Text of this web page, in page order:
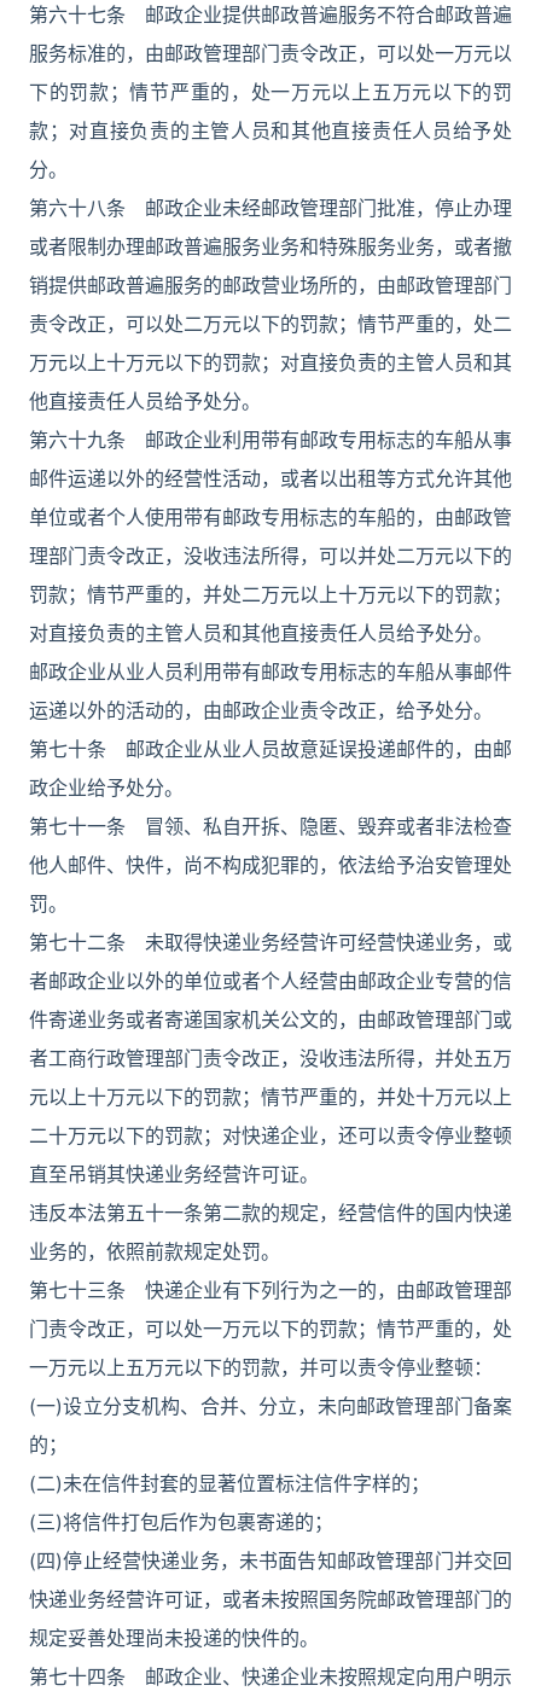
第六十七条 邮政企业提供邮政普遍服务不符合邮政普遍
服务标准的，由邮政管理部门责令改正，可以处一万元以
下的罚款；情节严重的，处一万元以上五万元以下的罚
款；对直接负责的主管人员和其他直接责任人员给予处
分。
第六十八条 邮政企业未经邮政管理部门批准，停止办理
或者限制办理邮政普遍服务业务和特殊服务业务，或者撤
销提供邮政普遍服务的邮政营业场所的，由邮政管理部门
责令改正，可以处二万元以下的罚款；情节严重的，处二
万元以上十万元以下的罚款；对直接负责的主管人员和其
他直接责任人员给予处分。
第六十九条 邮政企业利用带有邮政专用标志的车船从事
邮件运递以外的经营性活动，或者以出租等方式允许其他
单位或者个人使用带有邮政专用标志的车船的，由邮政管
理部门责令改正，没收违法所得，可以并处二万元以下的
罚款；情节严重的，并处二万元以上十万元以下的罚款；
对直接负责的主管人员和其他直接责任人员给予处分。
邮政企业从业人员利用带有邮政专用标志的车船从事邮件
运递以外的活动的，由邮政企业责令改正，给予处分。
第七十条 邮政企业从业人员故意延误投递邮件的，由邮
政企业给予处分。
第七十一条 冒领、私自开拆、隐匿、毁弃或者非法检查
他人邮件、快件，尚不构成犯罪的，依法给予治安管理处
罚。
第七十二条 未取得快递业务经营许可经营快递业务，或
者邮政企业以外的单位或者个人经营由邮政企业专营的信
件寄递业务或者寄递国家机关公文的，由邮政管理部门或
者工商行政管理部门责令改正，没收违法所得，并处五万
元以上十万元以下的罚款；情节严重的，并处十万元以上
二十万元以下的罚款；对快递企业，还可以责令停业整顿
直至吊销其快递业务经营许可证。
违反本法第五十一条第二款的规定，经营信件的国内快递
业务的，依照前款规定处罚。
第七十三条 快递企业有下列行为之一的，由邮政管理部
门责令改正，可以处一万元以下的罚款；情节严重的，处
一万元以上五万元以下的罚款，并可以责令停业整顿：
(一)设立分支机构、合并、分立，未向邮政管理部门备案
的；
(二)未在信件封套的显著位置标注信件字样的；
(三)将信件打包后作为包裹寄递的；
(四)停止经营快递业务，未书面告知邮政管理部门并交回
快递业务经营许可证，或者未按照国务院邮政管理部门的
规定妥善处理尚未投递的快件的。
第七十四条 邮政企业、快递企业未按照规定向用户明示